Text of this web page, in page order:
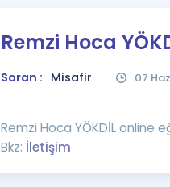
Remzi Hoca
Soran : Misafir 07
Remzi Hoca YÖKDİL online
Bkz: İletişim